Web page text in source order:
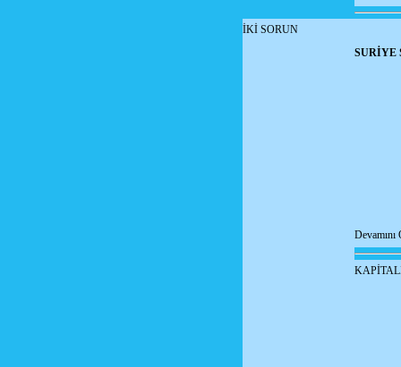
İKİ SORUN
SURİYE
Devamını